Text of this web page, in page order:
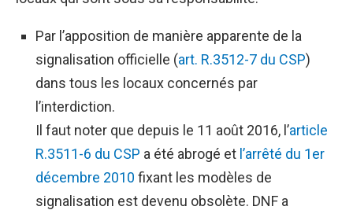
Par l’apposition de manière apparente de la
signalisation officielle (art. R.3512-7 du CSP)
dans tous les locaux concernés par
l’interdiction.
Il faut noter que depuis le 11 août 2016, l’article
R.3511-6 du CSP a été abrogé et l’arrêté du 1er
décembre 2010 fixant les modèles de
signalisation est devenu obsolète. DNF a